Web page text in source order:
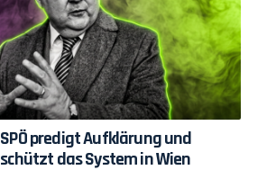
SPÖ predigt Aufklärung und
schützt das System in Wien